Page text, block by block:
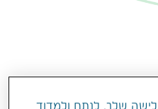
שלך, לנתח ולמדוד